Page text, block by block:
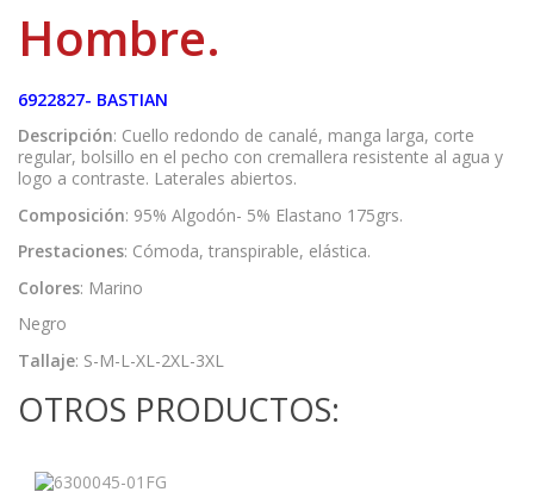
Hombre.
6922827- BASTIAN
Descripción: Cuello redondo de canalé, manga larga, corte
regular, bolsillo en el pecho con cremallera resistente al agua y
logo a contraste. Laterales abiertos.
Composición: 95% Algodón- 5% Elastano 175grs.
Prestaciones: Cómoda, transpirable, elástica.
Colores: Marino
Negro
Tallaje: S-M-L-XL-2XL-3XL
OTROS PRODUCTOS: